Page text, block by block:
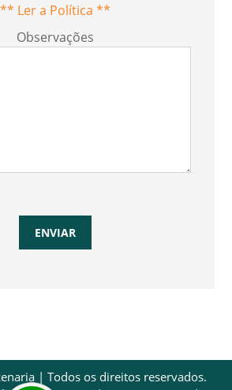
** Ler a Política **
Observações
| Todos os direitos reservados.